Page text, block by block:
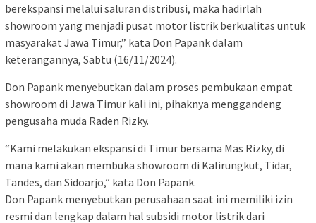
berekspansi melalui saluran distribusi, maka hadirlah
showroom yang menjadi pusat motor listrik berkualitas untuk
masyarakat Jawa Timur,” kata Don Papank dalam
keterangannya, Sabtu (16/11/2024).
Don Papank menyebutkan dalam proses pembukaan empat
showroom di Jawa Timur kali ini, pihaknya menggandeng
pengusaha muda Raden Rizky.
“Kami melakukan ekspansi di Timur bersama Mas Rizky, di
mana kami akan membuka showroom di Kalirungkut, Tidar,
Tandes, dan Sidoarjo,” kata Don Papank.
Don Papank menyebutkan perusahaan saat ini memiliki izin
resmi dan lengkap dalam hal subsidi motor listrik dari